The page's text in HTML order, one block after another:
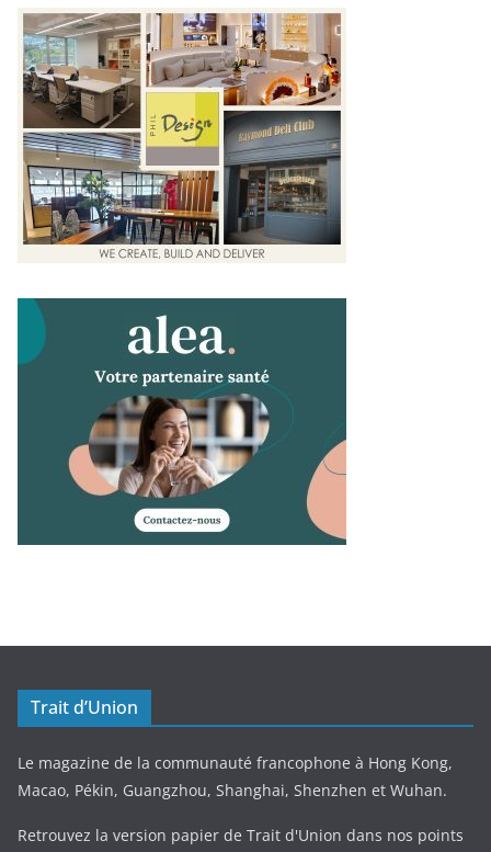
Trait d’Union
Le magazine de la communauté francophone à Hong Kong,
Macao, Pékin, Guangzhou, Shanghai, Shenzhen et Wuhan.
Retrouvez la version papier de Trait d'Union dans nos points